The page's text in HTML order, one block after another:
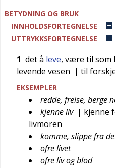
BETYDNING OG BRUK
INNHOLDSFORTEGNELSE
UTTRYKKSFORTEGNELSE
1 det å leve, være til som
levende vesen | til
EKSEMPLER
redde, frelse, berge
kjenne liv | kjenne
livmoren
komme, slippe fra
ofre livet
ofre liv og blod